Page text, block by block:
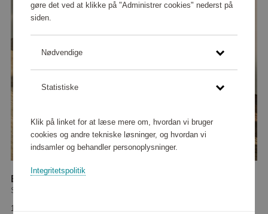
Brus Kulsyremaskine Steel
Stelton
166 320 point
gøre det ved at klikke på "Administrer cookies" nederst på
siden.
Nødvendige
Statistiske
Klik på linket for at læse mere om, hvordan vi bruger
cookies og andre tekniske løsninger, og hvordan vi
indsamler og behandler personoplysninger.
Integritetspolitik